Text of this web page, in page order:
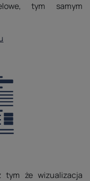
tym samym
tym że wizualizacja